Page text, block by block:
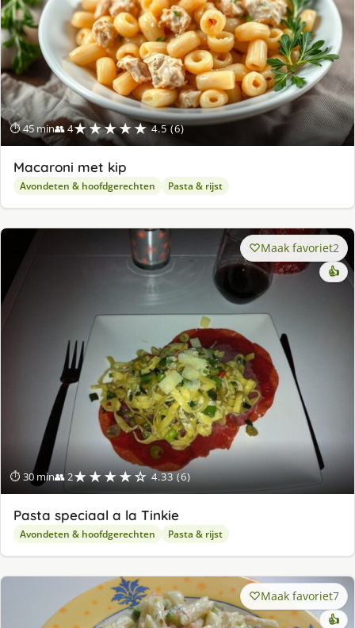
⏱ 45 min👥 4★★★★★ 4.5 (6)
Macaroni met kip
Avondeten & hoofdgerechten Pasta & rijst
⏱ 30 min👥 2★★★★☆ 4.33 (6)
Maak favoriet2
👍
Pasta speciaal a la Tinkie
Avondeten & hoofdgerechten Pasta & rijst
Maak favoriet7
👍